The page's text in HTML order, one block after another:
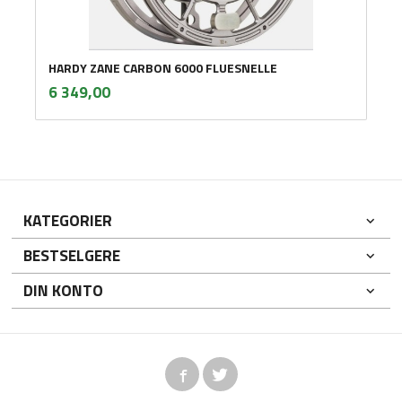
HARDY ZANE CARBON 6000 FLUESNELLE
Pris
6 349,00mva.
KATEGORIER
BESTSELGERE
DIN KONTO